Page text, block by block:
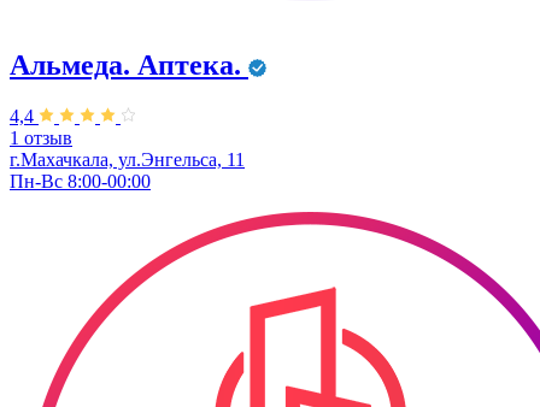
Альмеда. Аптека.
4,4
1 отзыв
г.Махачкала, ул.Энгельса, 11
Пн-Вс 8:00-00:00